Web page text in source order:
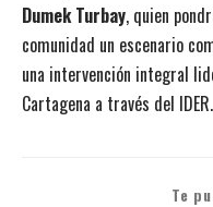
Dumek Turbay, quien
comunidad un escenario
una intervención integral
Cartagena a través del IDER.
Te